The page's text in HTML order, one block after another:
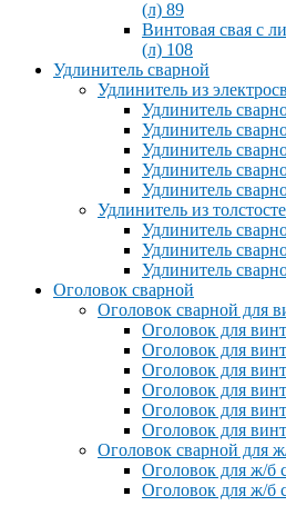
(л) 89
Винтовая свая с
(л) 108
Удлинитель сварной
Удлинитель из
Удлинитель
Удлинитель
Удлинитель
Удлинитель
Удлинитель
Удлинитель из
Удлинитель
Удлинитель
Удлинитель
Оголовок сварной
Оголовок сварной для
Оголовок для
Оголовок для
Оголовок для
Оголовок для
Оголовок для
Оголовок для
Оголовок сварной для
Оголовок для ж/б
Оголовок для ж/б